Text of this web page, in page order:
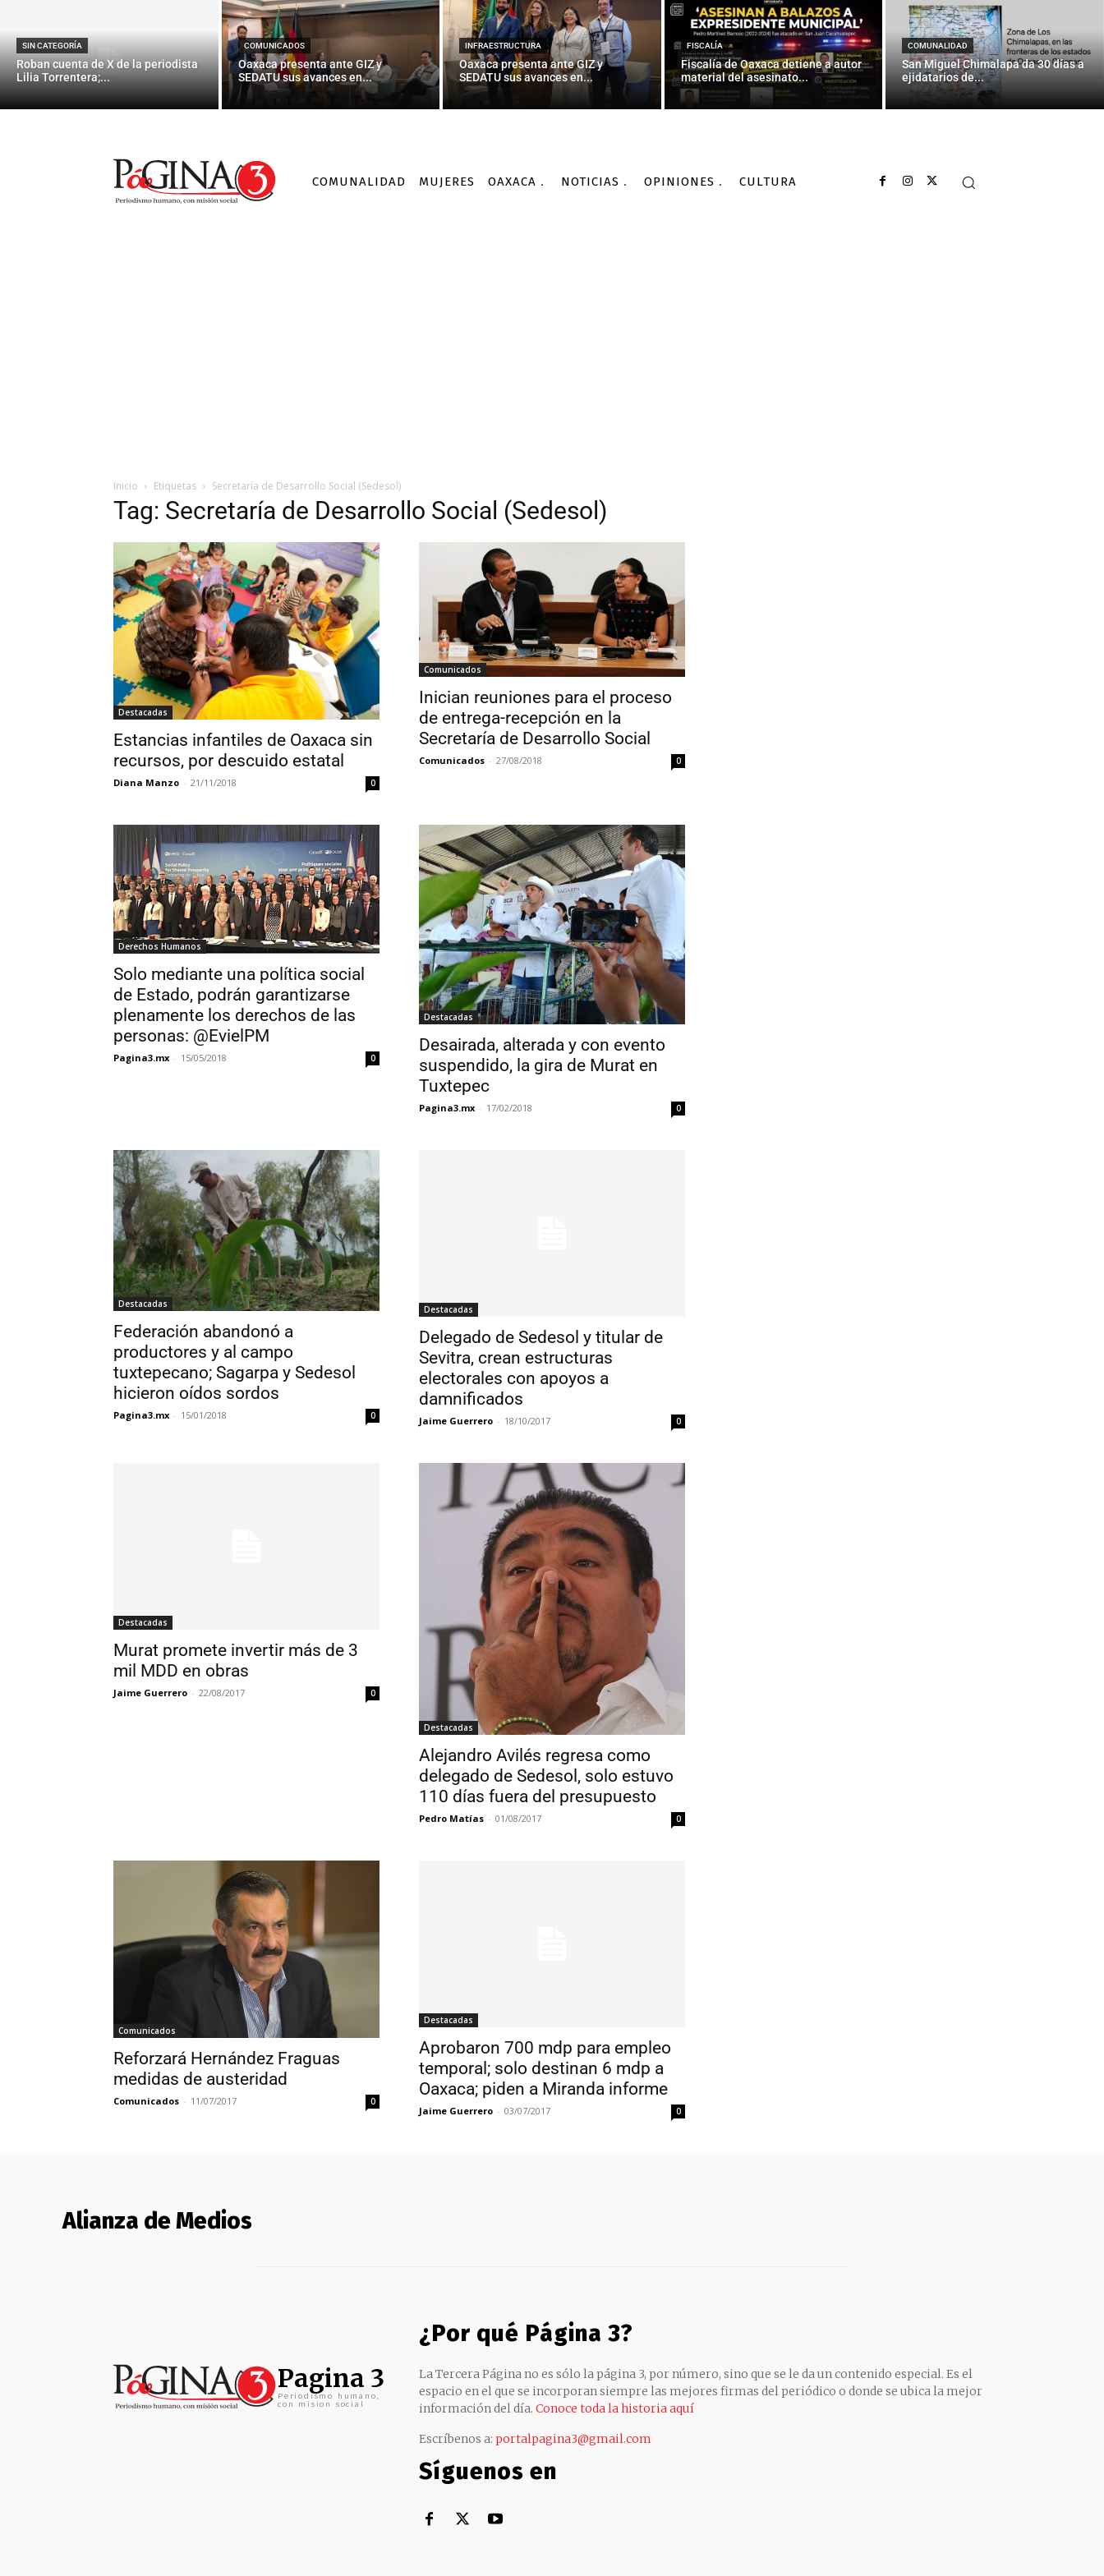
SIN CATEGORÍA
Roban cuenta de X de la periodista
Lilia Torrentera;...
COMUNICADOS
Oaxaca presenta ante GIZ y
SEDATU sus avances en...
INFRAESTRUCTURA
Oaxaca presenta ante GIZ y
SEDATU sus avances en...
FISCALÍA
Fiscalía de Oaxaca detiene a autor
material del asesinato...
COMUNALIDAD
San Miguel Chimalapa da 30 días a
ejidatarios de...
COMUNALIDAD MUJERES OAXACA NOTICIAS OPINIONES CULTURA
Inicio Etiquetas Secretaría de Desarrollo Social (Sedesol)
Tag: Secretaría de Desarrollo Social (Sedesol)
Destacadas
Estancias infantiles de Oaxaca sin
recursos, por descuido estatal
Diana Manzo - 21/11/2018 0
Comunicados
Inician reuniones para el proceso
de entrega-recepción en la
Secretaría de Desarrollo Social
Comunicados - 27/08/2018 0
Derechos Humanos
Solo mediante una política social
de Estado, podrán garantizarse
plenamente los derechos de las
personas: @EvielPM
Pagina3.mx - 15/05/2018 0
Destacadas
Desairada, alterada y con evento
suspendido, la gira de Murat en
Tuxtepec
Pagina3.mx - 17/02/2018 0
Destacadas
Federación abandonó a
productores y al campo
tuxtepecano; Sagarpa y Sedesol
hicieron oídos sordos
Pagina3.mx - 15/01/2018 0
Destacadas
Delegado de Sedesol y titular de
Sevitra, crean estructuras
electorales con apoyos a
damnificados
Jaime Guerrero - 18/10/2017 0
Destacadas
Murat promete invertir más de 3
mil MDD en obras
Jaime Guerrero - 22/08/2017 0
Destacadas
Alejandro Avilés regresa como
delegado de Sedesol, solo estuvo
110 días fuera del presupuesto
Pedro Matías - 01/08/2017 0
Comunicados
Reforzará Hernández Fraguas
medidas de austeridad
Comunicados - 11/07/2017 0
Destacadas
Aprobaron 700 mdp para empleo
temporal; solo destinan 6 mdp a
Oaxaca; piden a Miranda informe
Jaime Guerrero - 03/07/2017 0
Alianza de Medios
Pagina 3
Periodismo humano,
con mision social
¿Por qué Página 3?
La Tercera Página no es sólo la página 3, por número, sino que se le da un contenido especial. Es el
espacio en el que se incorporan siempre las mejores firmas del periódico o donde se ubica la mejor
información del día. Conoce toda la historia aquí
Escríbenos a: portalpagina3@gmail.com
Síguenos en